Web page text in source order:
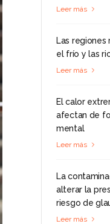
Leer más
Las regiones
el frío y las
Leer más
El calor
afectan de
mental
Leer más
La
alterar la
riesgo de
Leer más